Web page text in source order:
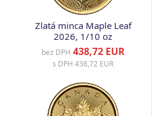
Zlatá minca Maple Leaf
2026, 1/10 oz
bez DPH 438,72 EUR
s DPH 438,72 EUR